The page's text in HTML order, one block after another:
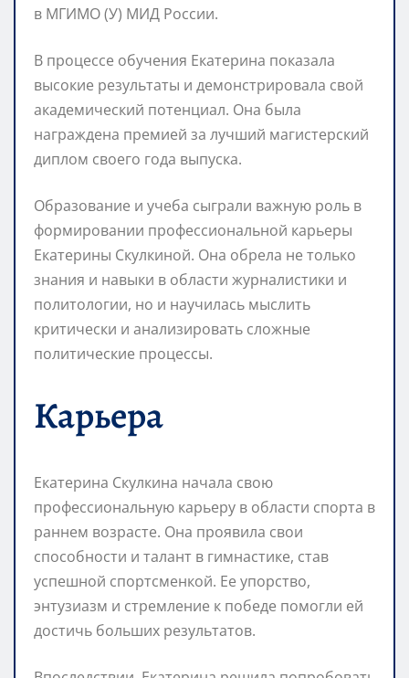
в МГИМО (У) МИД России.
В процессе обучения Екатерина показала
высокие результаты и демонстрировала свой
академический потенциал. Она была
награждена премией за лучший магистерский
диплом своего года выпуска.
Образование и учеба сыграли важную роль в
формировании профессиональной карьеры
Екатерины Скулкиной. Она обрела не только
знания и навыки в области журналистики и
политологии, но и научилась мыслить
критически и анализировать сложные
политические процессы.
Карьера
Екатерина Скулкина начала свою
профессиональную карьеру в области спорта в
раннем возрасте. Она проявила свои
способности и талант в гимнастике, став
успешной спортсменкой. Ее упорство,
энтузиазм и стремление к победе помогли ей
достичь больших результатов.